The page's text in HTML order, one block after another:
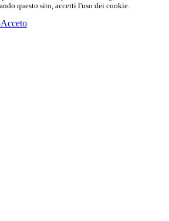
questo sito, accetti l'uso dei cookie.
Acceto